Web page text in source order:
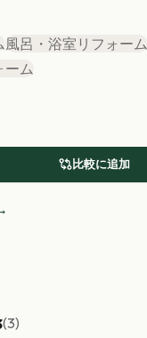
風呂・浴室リフォーム
ーム
比較に追加
(3)